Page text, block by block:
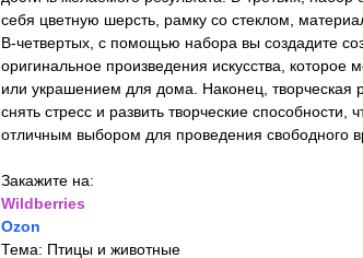
себя цветную шерсть, рамку со стеклом,
В-четвертых, с помощью набора вы создадите
оригинальное произведения искусства, которое
или украшением для дома. Наконец, творческая
снять стресс и развить творческие способности,
отличным выбором для проведения свободного
Закажите на:
Wildberries
Ozon
Тема: Птицы и животные